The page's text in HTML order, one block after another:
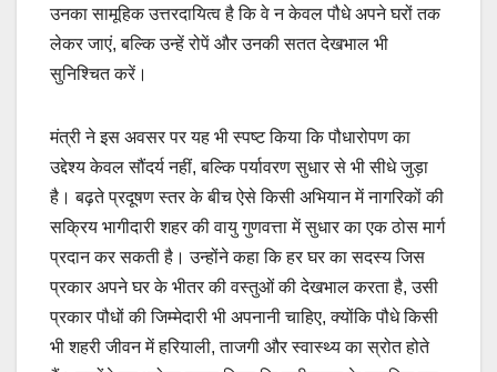
उनका सामूहिक उत्तरदायित्व है कि वे न केवल पौधे अपने घरों तक
लेकर जाएं, बल्कि उन्हें रोपें और उनकी सतत देखभाल भी
सुनिश्चित करें।
मंत्री ने इस अवसर पर यह भी स्पष्ट किया कि पौधारोपण का
उद्देश्य केवल सौंदर्य नहीं, बल्कि पर्यावरण सुधार से भी सीधे जुड़ा
है। बढ़ते प्रदूषण स्तर के बीच ऐसे किसी अभियान में नागरिकों की
सक्रिय भागीदारी शहर की वायु गुणवत्ता में सुधार का एक ठोस मार्ग
प्रदान कर सकती है। उन्होंने कहा कि हर घर का सदस्य जिस
प्रकार अपने घर के भीतर की वस्तुओं की देखभाल करता है, उसी
प्रकार पौधों की जिम्मेदारी भी अपनानी चाहिए, क्योंकि पौधे किसी
भी शहरी जीवन में हरियाली, ताजगी और स्वास्थ्य का स्रोत होते